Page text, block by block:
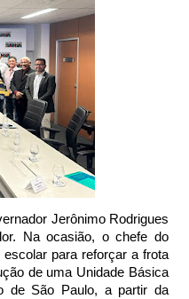
Jerônimo Rodrigues
Na ocasião, o chefe do
para reforçar a frota
de uma Unidade Básica
de São Paulo, a partir da